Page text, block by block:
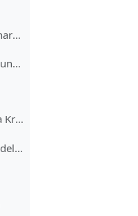
Eva Michel & Wolfgang Lenhard, Würzburg
Komponenten der Schulleistung, Schülerpersönlichkeit, Persönlichkeit und Leistung, ATI-Forschung
Gottfried Spangler & Klaudia Kramer, Erlangen,...
Intelligenz I: Begriff und Modelle, Geschichte und aktuelle Bedeutung der Intelligenzmessung